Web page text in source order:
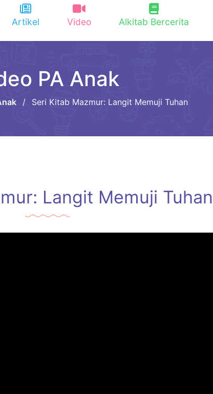
Artikel Video Alkitab Bercerita
PA Anak
/ Seri Kitab Mazmur: Langit Memuji Tuhan
Langit Memuji Tuhan